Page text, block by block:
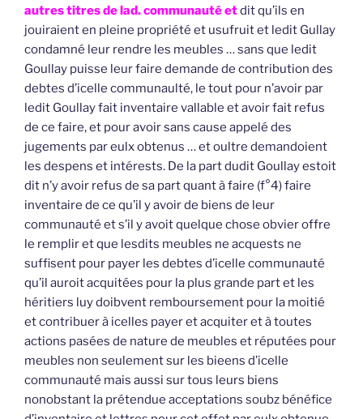
autres titres de lad. communauté etdit qu’ils en
jouiraient en pleine propriété et usufruit et ledit Gullay
condamné leur rendre les meubles … sans que ledit
Goullay puisse leur faire demande de contribution des
debtes d’icelle communaulté, le tout pour n’avoir par
ledit Goullay fait inventaire vallable et avoir fait refus
de ce faire, et pour avoir sans cause appelé des
jugements par eulx obtenus … et oultre demandoient
les despens et intérests. De la part dudit Goullay estoit
dit n’y avoir refus de sa part quant à faire (f°4) faire
inventaire de ce qu’il y avoir de biens de leur
communauté et s’il y avoit quelque chose obvier offre
le remplir et que lesdits meubles ne acquests ne
suffisent pour payer les debtes d’icelle communauté
qu’il auroit acquitées pour la plus grande part et les
héritiers luy doibvent remboursement pour la moitié
et contribuer à icelles payer et acquiter et à toutes
actions pasées de nature de meubles et réputées pour
meubles non seulement sur les bieens d’icelle
communauté mais aussi sur tous leurs biens
nonobstant la prétendue acceptations soubz bénéfice